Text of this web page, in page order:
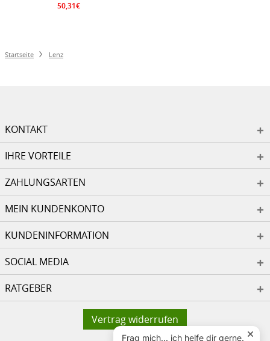
50,31€
Startseite Lenz
KONTAKT
IHRE VORTEILE
ZAHLUNGSARTEN
MEIN KUNDENKONTO
KUNDENINFORMATION
SOCIAL MEDIA
RATGEBER
Vertrag widerrufen